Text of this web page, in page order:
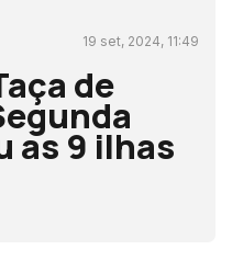
19 set, 2024, 11:49
de
as 9 ilhas